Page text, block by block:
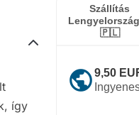
Szállítás
🇵🇱
public9,50
így